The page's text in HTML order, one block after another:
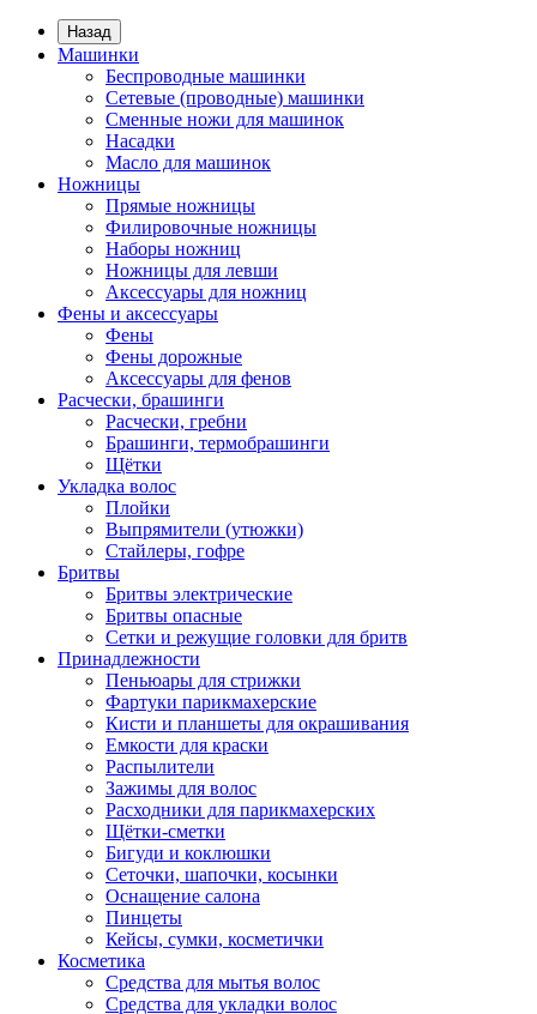
Назад
Машинки
Беспроводные машинки
Сетевые (проводные) машинки
Сменные ножи для машинок
Насадки
Масло для машинок
Ножницы
Прямые ножницы
Филировочные ножницы
Наборы ножниц
Ножницы для левши
Аксессуары для ножниц
Фены и аксессуары
Фены
Фены дорожные
Аксессуары для фенов
Расчески, брашинги
Расчески, гребни
Брашинги, термобрашинги
Щётки
Укладка волос
Плойки
Выпрямители (утюжки)
Стайлеры, гофре
Бритвы
Бритвы электрические
Бритвы опасные
Сетки и режущие головки для бритв
Принадлежности
Пеньюары для стрижки
Фартуки парикмахерские
Кисти и планшеты для окрашивания
Емкости для краски
Распылители
Зажимы для волос
Расходники для парикмахерских
Щётки-сметки
Бигуди и коклюшки
Сеточки, шапочки, косынки
Оснащение салона
Пинцеты
Кейсы, сумки, косметички
Косметика
Средства для мытья волос
Средства для укладки волос